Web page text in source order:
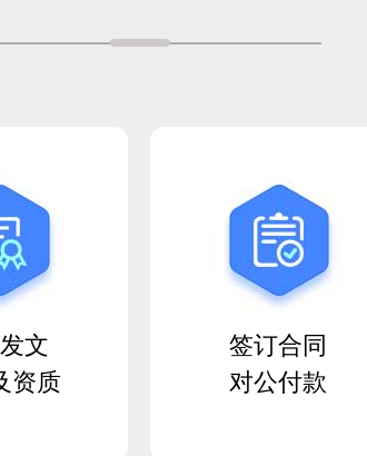
文
资质
签订合同
对公付款